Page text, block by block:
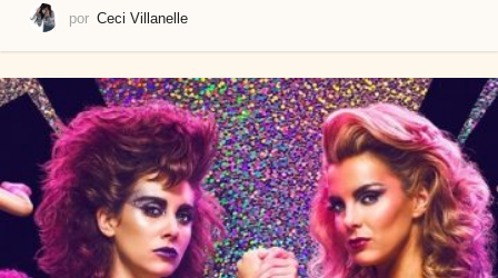
por Ceci Villanelle